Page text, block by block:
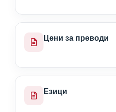
Цени за преводи
Езици